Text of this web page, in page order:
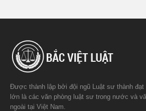
Được thành lập bởi đội ngũ Luật sư thành
lớn là các văn phòng luật sư trong nước và
ngoài tại Việt Nam.